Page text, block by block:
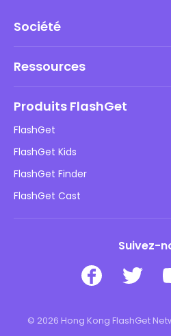
Société
Politique DMCA
Politique de confidentialité
Politiques publicitaires
Ne vendez pas mes informations
Ressources
Blog
Sécurité des enfants en ligne
Télécharger
Produits FlashGet
FlashGet
FlashGet Kids
FlashGet Finder
FlashGet Cast
Suivez-
© 2026 Hong Kong FlashGet